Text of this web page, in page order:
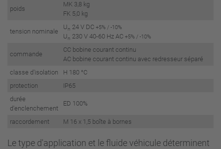
poids
MK 3,8 kg
FK 5,0 kg
tension nominale
Un 24 V DC +5% / -10%
Un 230 V 40-60 Hz AC +5% / -10%
commande
CC bobine courant continu
AC bobine courant continu avec redresseur séparé
classe d'isolation
H 180 °C
protection
IP65
durée
d'enclenchement
ED 100%
raccordement M 16 x 1,5 boîte à bornes
Le type d'application et le fluide véhicule déterminent